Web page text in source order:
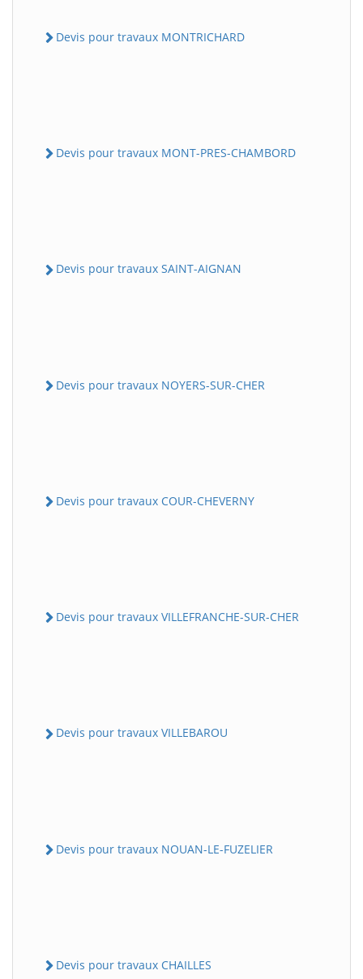
Devis pour travaux MONTRICHARD
Devis pour travaux MONT-PRES-CHAMBORD
Devis pour travaux SAINT-AIGNAN
Devis pour travaux NOYERS-SUR-CHER
Devis pour travaux COUR-CHEVERNY
Devis pour travaux VILLEFRANCHE-SUR-CHER
Devis pour travaux VILLEBAROU
Devis pour travaux NOUAN-LE-FUZELIER
Devis pour travaux CHAILLES